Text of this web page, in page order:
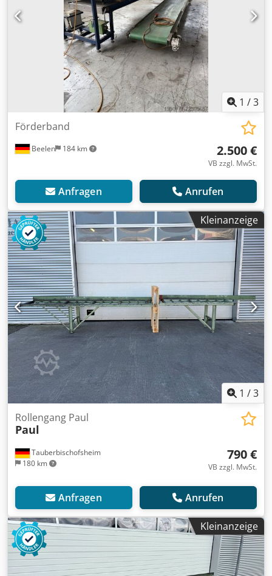
1 /3
Beelen 184 km
Förderband
2.500 €
VB zzgl. MwSt.
Anfragen Anrufen
Kleinanzeige
1 /3
Tauberbischofsheim
180 km
Rollengang Paul
Paul
790 €
VB zzgl. MwSt.
Anfragen Anrufen
Kleinanzeige